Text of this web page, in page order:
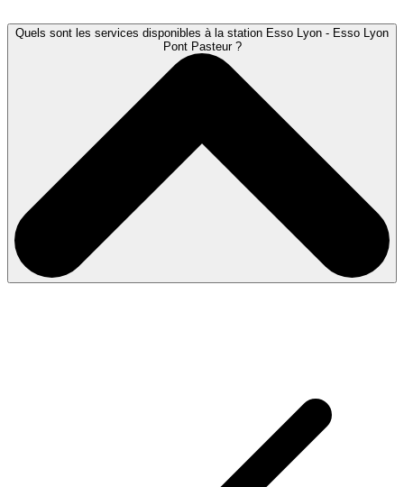
Quels sont les services disponibles à la station Esso Lyon - Esso Lyon
Pont Pasteur ?